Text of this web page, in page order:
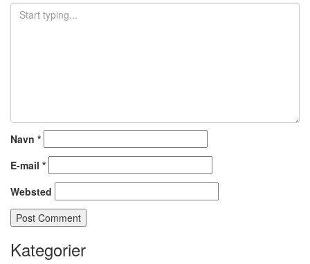
Navn *
E-mail *
Websted
Kategorier